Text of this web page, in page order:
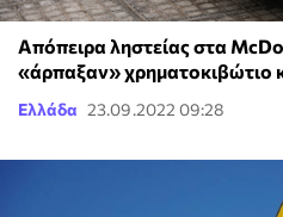
Απόπειρα ληστείας στα
«άρπαξαν» χρηματοκιβώτιο
Ελλάδα 23.09.2022 09:28